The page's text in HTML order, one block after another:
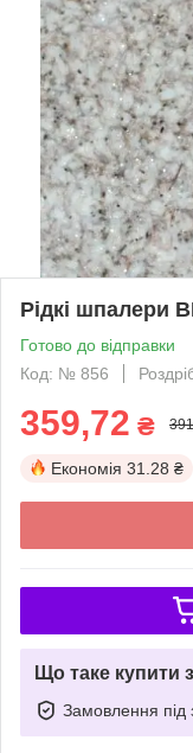
Рідкі шпалери
Готово до відправки
Код: № 856
359,72 ₴
Економія 31.28 ₴
Що таке купити
Замовлення під